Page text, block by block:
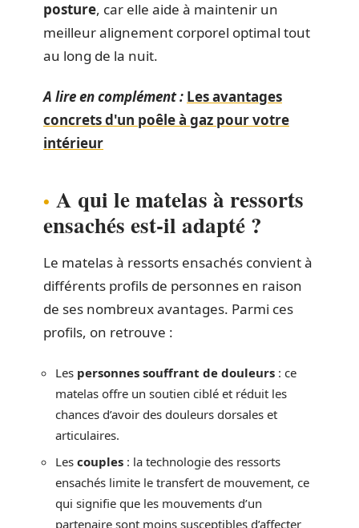
posture, car elle aide à maintenir un
meilleur alignement corporel optimal tout
au long de la nuit.
A lire en complément : Les avantages
concrets d'un poêle à gaz pour votre
intérieur
A qui le matelas à ressorts
ensachés est-il adapté ?
Le matelas à ressorts ensachés convient à
différents profils de personnes en raison
de ses nombreux avantages. Parmi ces
profils, on retrouve :
Les personnes souffrant de douleurs : ce
matelas offre un soutien ciblé et réduit les
chances d’avoir des douleurs dorsales et
articulaires.
Les couples : la technologie des ressorts
ensachés limite le transfert de mouvement, ce
qui signifie que les mouvements d’un
partenaire sont moins susceptibles d’affecter